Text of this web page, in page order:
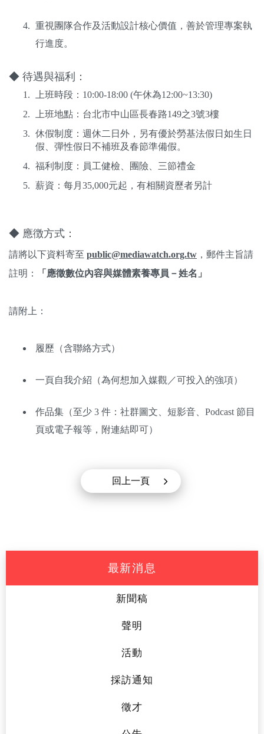
重視團隊合作及活動設計核心價值，善於管理專案執
行進度。
◆ 待遇與福利：
上班時段：10:00-18:00 (午休為12:00~13:30)
上班地點：台北市中山區長春路149之3號3樓
休假制度：週休二日外，另有優於勞基法假日如生日
假、彈性假日不補班及春節準備假。
福利制度：員工健檢、團險、三節禮金
薪資：每月35,000元起，有相關資歷者另計
◆ 應徴方式：
請將以下資料寄至 public@mediawatch.org.tw ，郵件主旨請
註明：
「 應徵數位內容與媒體素養專員－姓名」
請附上：
履歷（含聯絡方式）
一頁自我介紹（為何想加入媒觀／可投入的強項）
作品集（至少 3 件：社群圖文、短影音、Podcast 節目
頁或電子報等，附連結即可）
回上一頁
最新消息
新聞稿
聲明
活動
採訪通知
徵才